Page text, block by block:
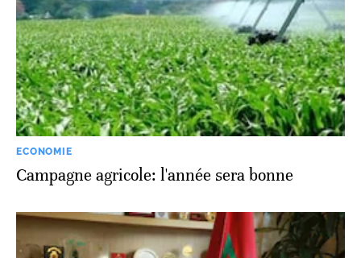
ECONOMIE
Campagne agricole: l'année sera bonne